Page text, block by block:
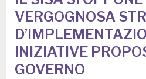
VERGOGNOSA
INIZIATIVE
GOVERNO